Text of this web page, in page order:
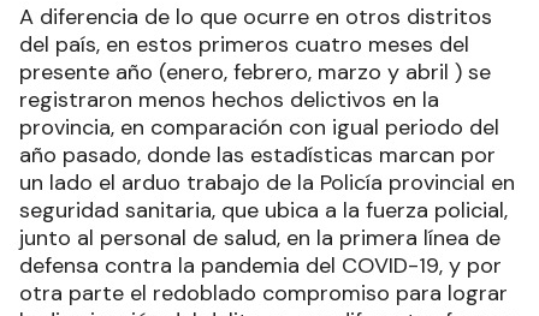
A diferencia de lo que ocurre en otros distritos
del país, en estos primeros cuatro meses del
presente año (enero, febrero, marzo y abril ) se
registraron menos hechos delictivos en la
provincia, en comparación con igual periodo del
año pasado, donde las estadísticas marcan por
un lado el arduo trabajo de la Policía provincial en
seguridad sanitaria, que ubica a la fuerza policial,
junto al personal de salud, en la primera línea de
defensa contra la pandemia del COVID-19, y por
otra parte el redoblado compromiso para lograr